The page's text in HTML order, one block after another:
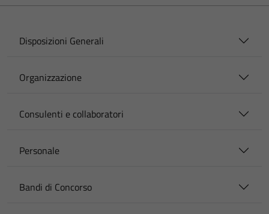
Disposizioni Generali
Organizzazione
Consulenti e collaboratori
Personale
Bandi di Concorso